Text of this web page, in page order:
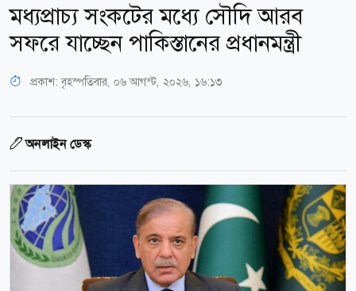
মধ্যপ্রাচ্য সংকটের মধ্যে সৌদি আরব
সফরে যাচ্ছেন পাকিস্তানের প্রধানমন্ত্রী
প্রকাশ:বৃহস্পতিবার, ০৬ আগস্ট, ২০২৬, ১৬:১৩
অনলাইন ডেস্ক